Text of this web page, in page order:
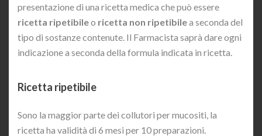
presentazione di una ricetta medica che può essere
ricetta ripetibileo ricetta non ripetibilea seconda del
tipo di sostanze contenute. Il Farmacista saprà dare ogni
indicazione a seconda della formula indicata in ricetta.
Ricetta ripetibile
Sono la maggior parte dei collutori per mucositi, la
ricetta ha validità di 6 mesi per 10 preparazioni.